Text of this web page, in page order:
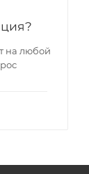
на любой